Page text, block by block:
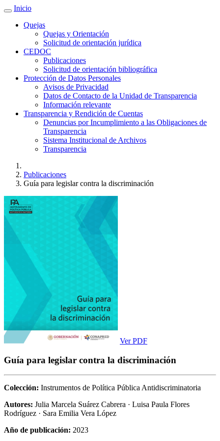
Inicio
Quejas
Quejas y Orientación
Solicitud de orientación jurídica
CEDOC
Publicaciones
Solicitud de orientación bibliográfica
Protección de Datos Personales
Avisos de Privacidad
Datos de Contacto de la Unidad de Transparencia
Información relevante
Transparencia y Rendición de Cuentas
Denuncias por Incumplimiento a las Obligaciones de
Transparencia
Sistema Institucional de Archivos
Transparencia
Publicaciones
Guía para legislar contra la discriminación
Ver PDF
Guía para legislar contra la discriminación
Colección: Instrumentos de Política Pública Antidiscriminatoria
Autores: Julia Marcela Suárez Cabrera · Luisa Paula Flores
Rodríguez · Sara Emilia Vera López
Año de publicación: 2023